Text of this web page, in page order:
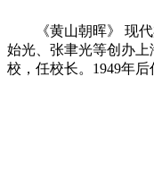
《黄山朝晖》 现代
始光、张聿光等创办
校，任校长。1949年后